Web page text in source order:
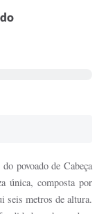
povoado de Cabeça
única, composta por
seis metros de altura.